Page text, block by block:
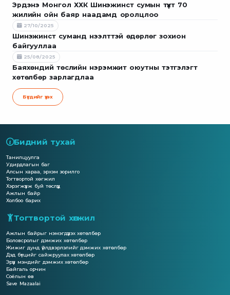
Эрдэнэ Монгол ХХК Шинэжинст сумын түүхт 70
жилийн ойн баяр наадамд оролцлоо
27/10/2025
Шинэжинст суманд нээлттэй өдөрлөг зохион
байгууллаа
25/08/2025
Баяхөндий төслийн нэрэмжит оюутны тэтгэлэгт
хөтөлбөр зарлагдлаа
Бүгдийг үзэх
Бидний тухай
Танилцуулга
Удирдлагын баг
Алсын хараа, эрхэм зорилго
Тогтвортой хөгжил
Хэрэгжүүлж буй төслүүд
Ажлын байр
Холбоо барих
Тогтвортой хөгжил
Ажлын байрыг нэмэгдүүлэх хөтөлбөр
Боловсролыг дэмжих хөтөлбөр
Жижиг дунд үйлдвэрлэлийг дэмжих хөтөлбөр
Дэд бүтцийг сайжруулах хөтөлбөр
Эрүүл мэндийг дэмжих хөтөлбөр
Байгаль орчин
Соёлын өв
Save Mazaalai